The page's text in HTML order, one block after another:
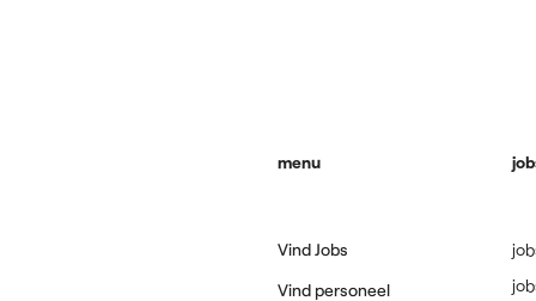
menu
Vind Jobs
Vind personeel